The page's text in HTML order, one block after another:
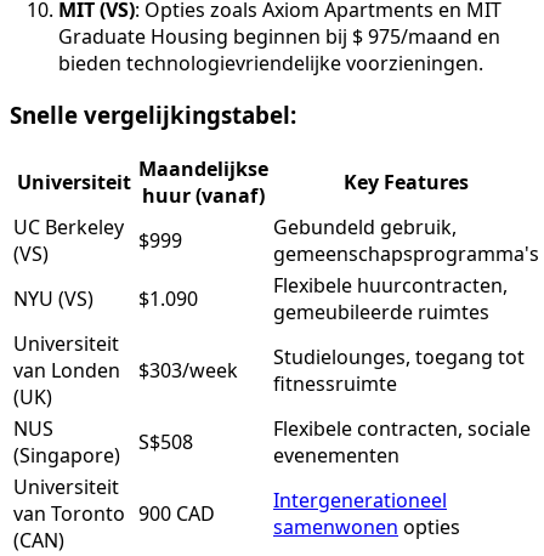
MIT (VS): Opties zoals Axiom Apartments en MIT
Graduate Housing beginnen bij $ 975/maand en
bieden technologievriendelijke voorzieningen.
Snelle vergelijkingstabel:
Universiteit Maandelijkse
huur (vanaf)
Key Features
UC Berkeley
(VS)
$999
Gebundeld gebruik,
gemeenschapsprogramma's
NYU (VS)
$1.090
Flexibele huurcontracten,
gemeubileerde ruimtes
Universiteit
van Londen
(UK)
$303/week
Studielounges, toegang tot
fitnessruimte
NUS
(Singapore)
S$508
Flexibele contracten, sociale
evenementen
Universiteit
van Toronto
(CAN)
900 CAD
Intergenerationeel
samenwonen opties